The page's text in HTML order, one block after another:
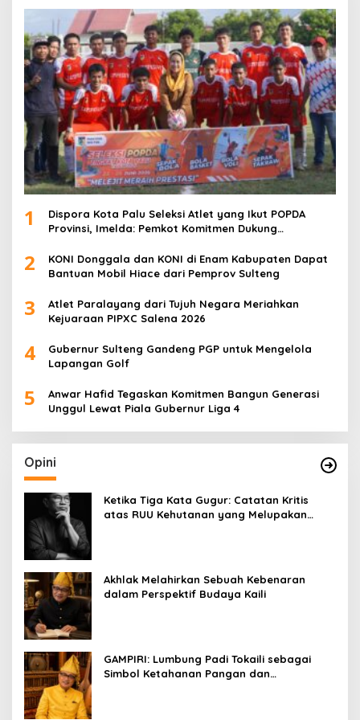
1
Dispora Kota Palu Seleksi Atlet yang Ikut POPDA
Provinsi, Imelda: Pemkot Komitmen Dukung
2
KONI Donggala dan KONI di Enam Kabupaten Dapat
Bantuan Mobil Hiace dari Pemprov Sulteng
3
Atlet Paralayang dari Tujuh Negara Meriahkan
Kejuaraan PIPXC Salena 2026
4
Gubernur Sulteng Gandeng PGP untuk Mengelola
Lapangan Golf
5
Anwar Hafid Tegaskan Komitmen Bangun Generasi
Unggul Lewat Piala Gubernur Liga 4
Opini
Ketika Tiga Kata Gugur: Catatan Kritis
atas RUU Kehutanan yang Melupakan
Akhlak Melahirkan Sebuah Kebenaran
dalam Perspektif Budaya Kaili
GAMPIRI: Lumbung Padi Tokaili sebagai
Simbol Ketahanan Pangan dan